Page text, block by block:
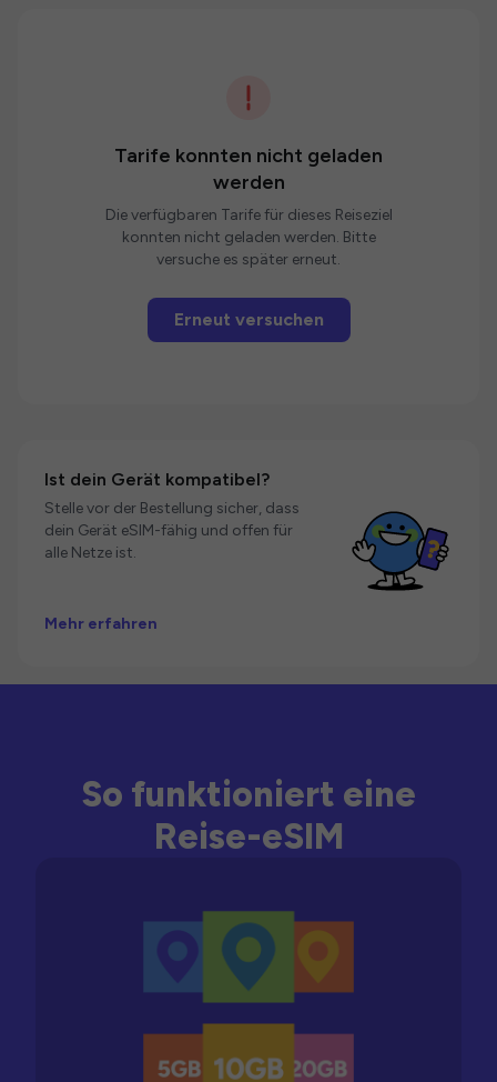
Tarife konnten nicht geladen
werden
Die verfügbaren Tarife für dieses Reiseziel
konnten nicht geladen werden. Bitte
versuche es später erneut.
Erneut versuchen
Ist dein Gerät kompatibel?
Stelle vor der Bestellung sicher, dass
dein Gerät eSIM-fähig und offen für
alle Netze ist.
Mehr erfahren
So funktioniert eine
Reise-eSIM